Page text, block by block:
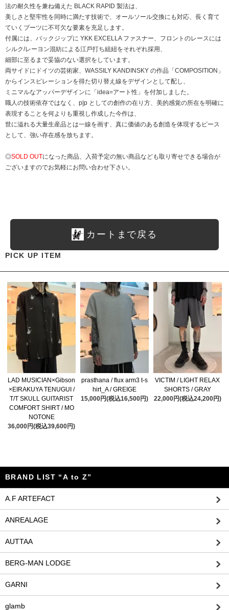
法の耐久性を兼ね備えた BLACK RAPID 製法は、
美しさと堅牢性を同時に満たす技術で、オールソール交換にも対応、⻑く育て
ていくブーツに不可⽋な要素を充⾜します。
付属には、バックジップに YKK EXCELLA ファスナー、フロントのレースには
シルク/レーヨン混紡による江⼾打ち組紐をそれぞれ採⽤、
細部に⾄るまで妥協のない選択をしています。
両サイドにドイツの芸術家、WASSILY KANDINSKY の作品「COMPOSITION」
からインスピレーションを得た切り替え線をデザインとして配し、
ミニマルなアッパーデザインに「idea=アート性」を付加しました。
職⼈の技術依存ではなく、p|p としての創作の在り⽅、美的感覚の所在を明確に
表現することを何よりも重視し作成した今作は、
世に溢れる⼤量⽣産品とは⼀線を画す、真に価値のある創造を体現するピース
として、強い存在感を放ちます。
◎SOLD OUTになった商品、入荷予定の無い商品なども取り寄せできる場合が
ございますのでお気軽にお問い合わせ下さい。
カートまで戻る
PICK UP ITEM
LAD MUSICIAN×Gibson
×EIRAKUYA TENUGUI /
T/T SKULL GUITARIST
COMFORT SHIRT / MO
NOTONE
36,000円(税込39,600円)
prasthana / flux arm3 t-s
hirt_A / GREIGE
15,000円(税込16,500円)
VICTIM / LIGHT RELAX
SHORTS / GRAY
22,000円(税込24,200円)
BRAND LIST “A to Z”
A.F ARTEFACT
ANREALAGE
AUTTAA
BERG-MAN LODGE
GARNI
glamb